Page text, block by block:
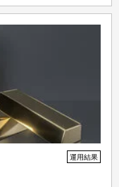
運用結果